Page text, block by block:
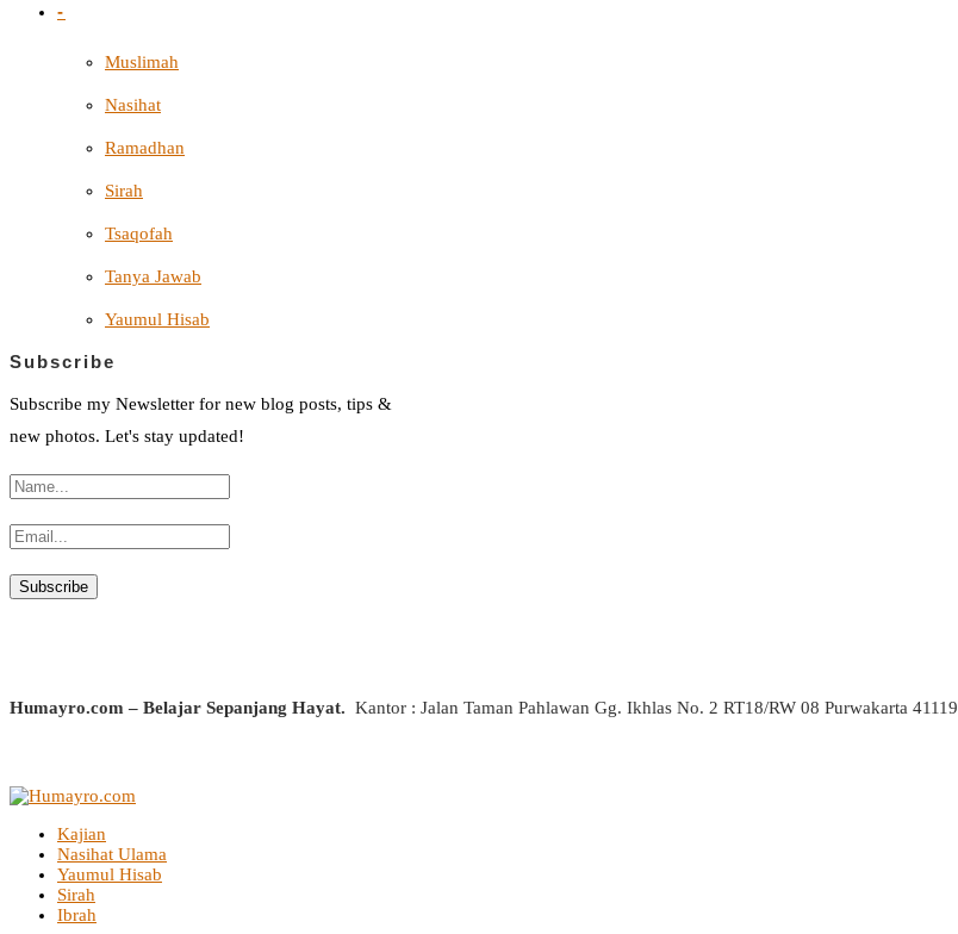
-
Muslimah
Nasihat
Ramadhan
Sirah
Tsaqofah
Tanya Jawab
Yaumul Hisab
Subscribe
Subscribe my Newsletter for new blog posts, tips &
new photos. Let's stay updated!
Humayro.com – Belajar Sepanjang Hayat. Kantor : Jalan Taman Pahlawan Gg. Ikhlas No. 2 RT18/RW 08 Purwakarta 41119
Kajian
Nasihat Ulama
Yaumul Hisab
Sirah
Ibrah